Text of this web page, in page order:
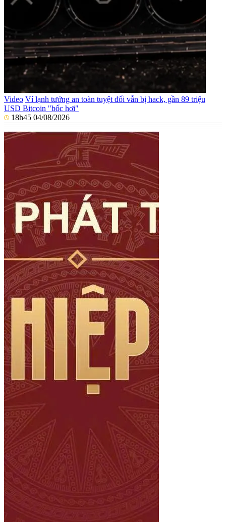
Video Ví lạnh tưởng an toàn tuyệt đối vẫn bị hack, gần 89 triệu
USD Bitcoin "bốc hơi"
18h45 04/08/2026